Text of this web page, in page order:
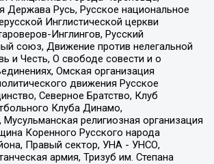
Держава Русь, Русское национальное
Инглистической церкви
Инглингов, Русский
союз, Движение против нелегальной
и Честь, О свободе совести и о
Омская организация
движения Русское
Северное Братство, Клуб
Клуба Динамо,
религиозная организация
Коренного Русского народа
Правый сектор, УНА - УНСО,
армия, Тризуб им. Степана